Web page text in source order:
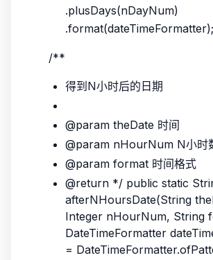
.plusDays(nDayNum)
/**
得到N小时后的日期
@param theDate 时间
@param nHourNum N小时
@param format 时间格式
@return */ public static
afterNHoursDate(String
Integer nHourNum, String
DateTimeFormatter
=